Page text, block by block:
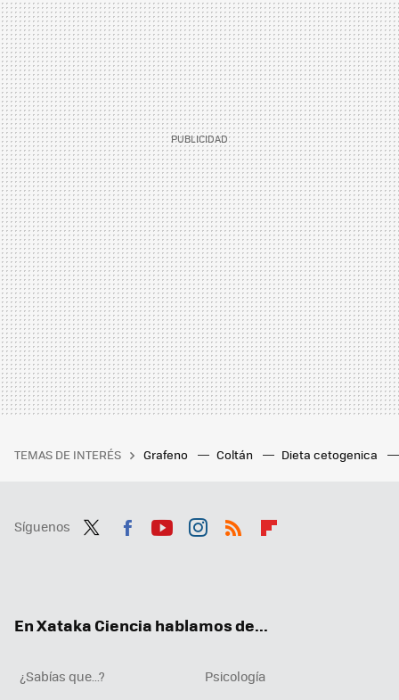
TEMAS DE INTERÉS Grafeno Coltán Dieta cetogenica
Síguenos
En Xataka Ciencia hablamos de...
¿Sabías que...?
Psicología